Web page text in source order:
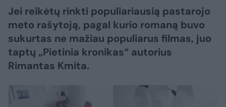
Jei reikėtų rinkti populiariausią pastarojo
meto rašytoją, pagal kurio romaną buvo
sukurtas ne mažiau populiarus filmas, juo
taptų „Pietinia kronikas“ autorius
Rimantas Kmita.